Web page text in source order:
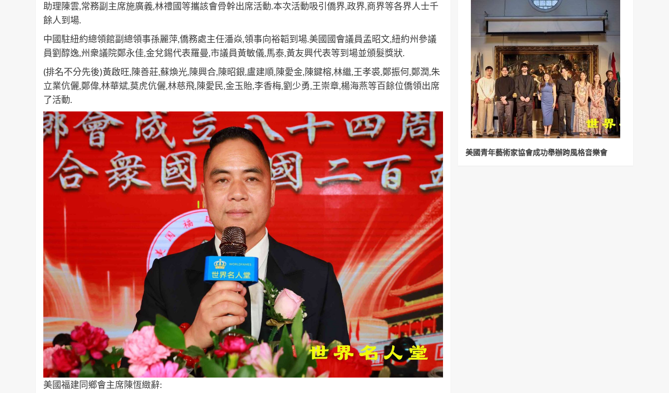
助理陳雲,常務副主席施廣義,林禮國等攜該會骨幹出席活動.本次活動吸引僑界,政界,商界等各界人士千
餘人到場.
中國駐紐約總領館副總領事孫麗萍,僑務處主任潘焱,領事向裕韜到場.美國國會議員孟昭文,紐約州參議
員劉醇逸,州衆議院鄭永佳,金兌錫代表羅曼,市議員黃敏儀,馬泰,黃友興代表等到場並頒髮獎狀.
(排名不分先後)黃啟旺,陳善莊,蘇煥光,陳興合,陳昭銀,盧建順,陳愛金,陳鍵榕,林繼,王孝裘,鄭振何,鄭潤,朱
立業伉儷,鄭偉,林華斌,莫虎伉儷,林慈飛,陳愛民,金玉貽,李香梅,劉少勇,王崇章,楊海燕等百餘位僑領出席
了活動.
美國福建同鄉會主席陳恆緻辭:
美國青年藝術家協會成功舉辦跨風格音樂會